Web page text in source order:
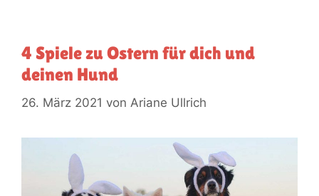
4 Spiele zu Ostern für dich und
deinen Hund
26. März 2021 von Ariane Ullrich